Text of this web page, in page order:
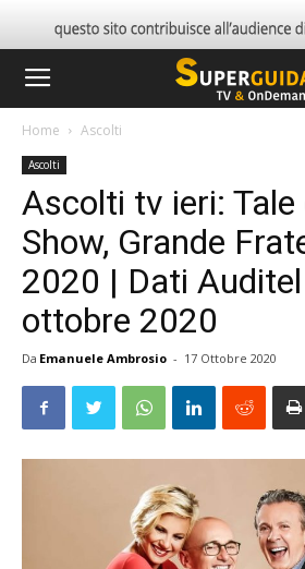
Home Ascolti
Ascolti
Ascolti tv ieri: Tale
Show, Grande
2020 | Dati
ottobre 2020
Da Emanuele Ambrosio - 17 Ottobre 2020